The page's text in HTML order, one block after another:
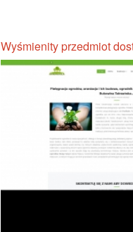
Wyśmienity przedmiot